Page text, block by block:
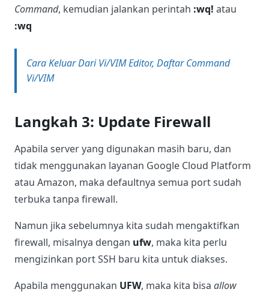
Command, kemudian jalankan perintah :wq! atau
:wq
Cara Keluar Dari Vi/VIM Editor, Daftar Command
Vi/VIM
Langkah 3: Update Firewall
Apabila server yang digunakan masih baru, dan
tidak menggunakan layanan Google Cloud Platform
atau Amazon, maka defaultnya semua port sudah
terbuka tanpa firewall.
Namun jika sebelumnya kita sudah mengaktifkan
firewall, misalnya dengan ufw, maka kita perlu
mengizinkan port SSH baru kita untuk diakses.
Apabila menggunakan UFW, maka kita bisa allow